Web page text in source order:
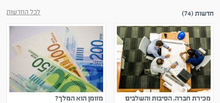
חדשות (74) לכל החדשות
מכירת חברה, הסיבות והשלבים
מזומן הוא המלך?